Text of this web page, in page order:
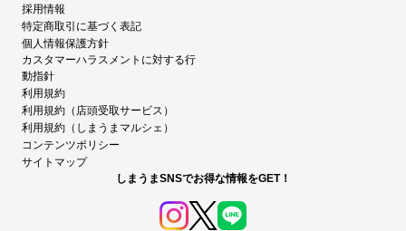
採用情報
特定商取引に基づく表記
個人情報保護方針
カスタマーハラスメントに対する行
動指針
利用規約
利用規約（店頭受取サービス）
利用規約（しまうまマルシェ）
コンテンツポリシー
サイトマップ
しまうまSNSでお得な情報をGET！